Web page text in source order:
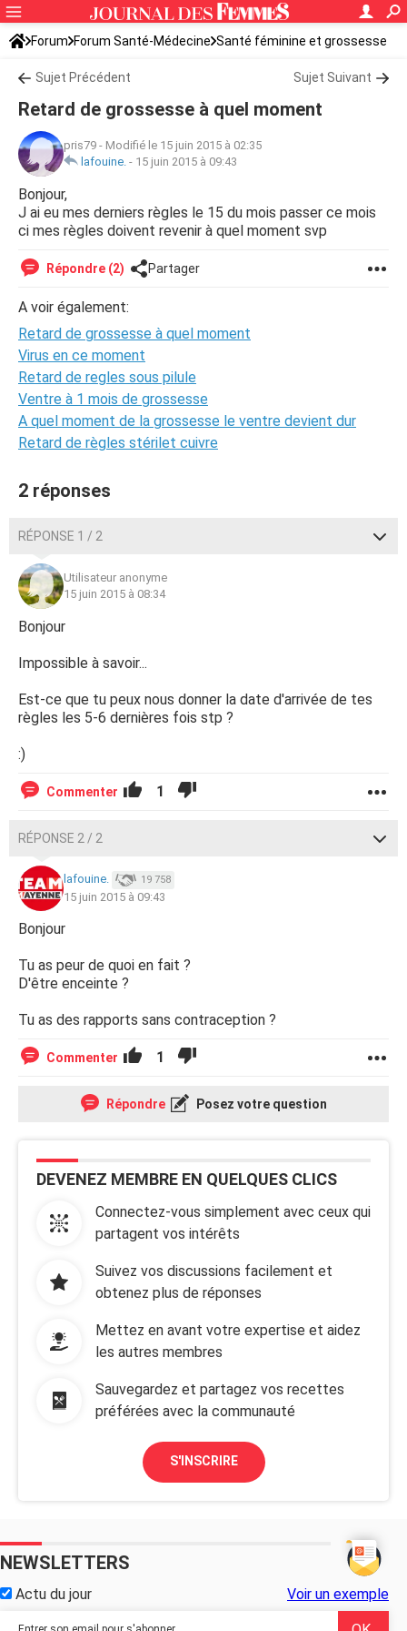
Forum Forum Santé-Médecine Santé féminine et grossesse
Sujet Précédent Sujet Suivant
Retard de grossesse à quel moment
pris79 - Modifié le 15 juin 2015 à 02:35
lafouine. - 15 juin 2015 à 09:43
Bonjour,
J ai eu mes derniers règles le 15 du mois passer ce mois
ci mes règles doivent revenir à quel moment svp
Répondre (2) Partager
A voir également:
Retard de grossesse à quel moment
Virus en ce moment
Retard de regles sous pilule
Ventre à 1 mois de grossesse
A quel moment de la grossesse le ventre devient dur
Retard de règles stérilet cuivre
2 réponses
RÉPONSE 1 / 2
Utilisateur anonyme
15 juin 2015 à 08:34
Bonjour
Impossible à savoir...
Est-ce que tu peux nous donner la date d'arrivée de tes
règles les 5-6 dernières fois stp ?
:)
Commenter 1
RÉPONSE 2 / 2
lafouine. 19 758
15 juin 2015 à 09:43
Bonjour
Tu as peur de quoi en fait ?
D'être enceinte ?
Tu as des rapports sans contraception ?
Commenter 1
Répondre Posez votre question
DEVENEZ MEMBRE EN QUELQUES CLICS
Connectez-vous simplement avec ceux qui
partagent vos intérêts
Suivez vos discussions facilement et
obtenez plus de réponses
Mettez en avant votre expertise et aidez
les autres membres
Sauvegardez et partagez vos recettes
préférées avec la communauté
S'INSCRIRE
NEWSLETTERS
Actu du jour Voir un exemple